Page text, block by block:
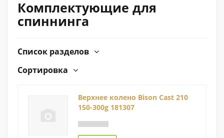
Комплектующие для
спиннинга
Список разделов
Сортировка
Верхнее колено Bison Cast 210
150-300g 181307